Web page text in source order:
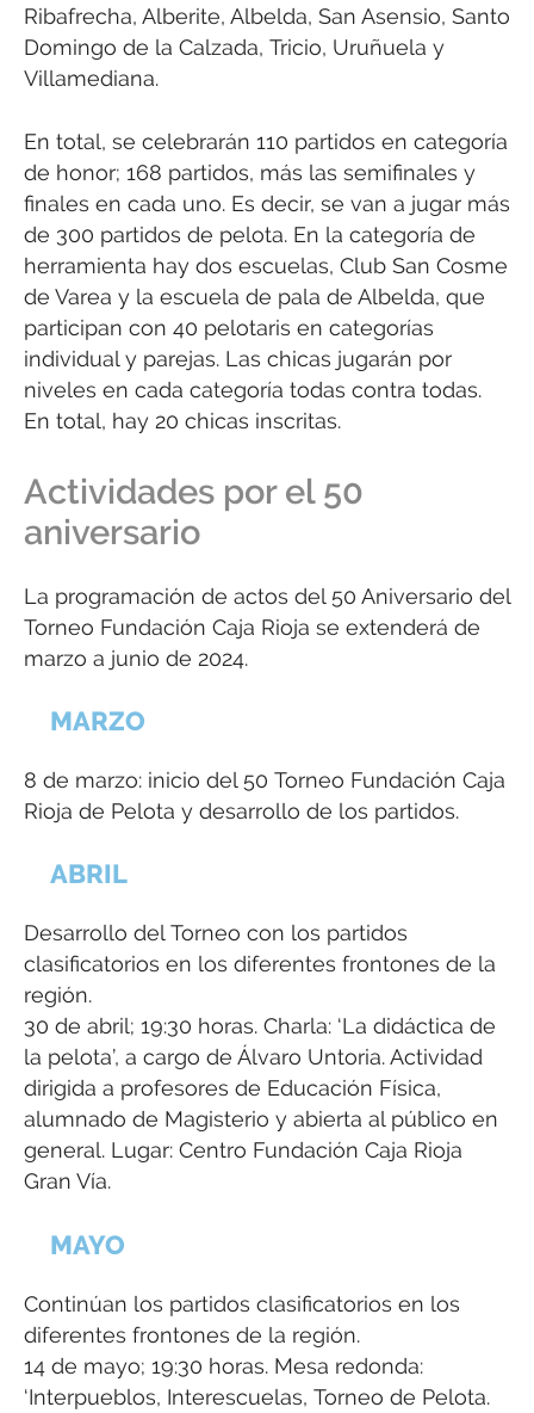
Ribafrecha, Alberite, Albelda, San Asensio, Santo
Domingo de la Calzada, Tricio, Uruñuela y
Villamediana.
En total, se celebrarán 110 partidos en categoría
de honor; 168 partidos, más las semifinales y
finales en cada uno. Es decir, se van a jugar más
de 300 partidos de pelota. En la categoría de
herramienta hay dos escuelas, Club San Cosme
de Varea y la escuela de pala de Albelda, que
participan con 40 pelotaris en categorías
individual y parejas. Las chicas jugarán por
niveles en cada categoría todas contra todas.
En total, hay 20 chicas inscritas.
Actividades por el 50
aniversario
La programación de actos del 50 Aniversario del
Torneo Fundación Caja Rioja se extenderá de
marzo a junio de 2024.
MARZO
8 de marzo: inicio del 50 Torneo Fundación Caja
Rioja de Pelota y desarrollo de los partidos.
ABRIL
Desarrollo del Torneo con los partidos
clasificatorios en los diferentes frontones de la
región.
30 de abril; 19:30 horas. Charla: ‘La didáctica de
la pelota’, a cargo de Álvaro Untoria. Actividad
dirigida a profesores de Educación Física,
alumnado de Magisterio y abierta al público en
general. Lugar: Centro Fundación Caja Rioja
Gran Vía.
MAYO
Continúan los partidos clasificatorios en los
diferentes frontones de la región.
14 de mayo; 19:30 horas. Mesa redonda:
‘Interpueblos, Interescuelas, Torneo de Pelota.